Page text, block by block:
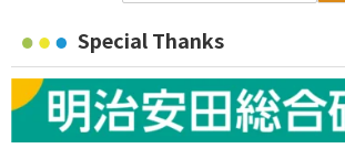
Special Thanks